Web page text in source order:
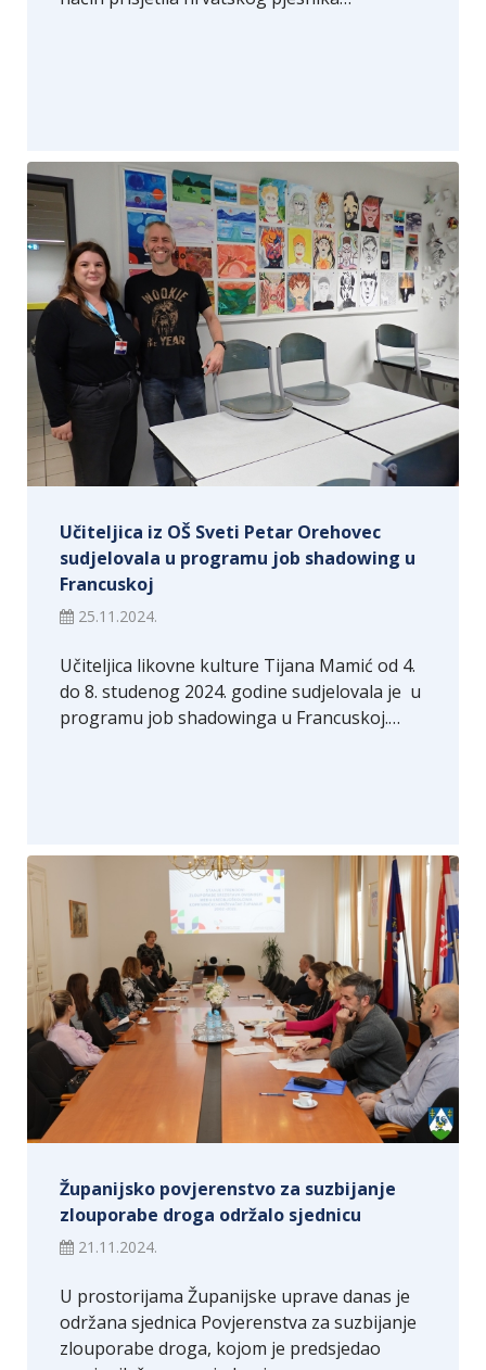
Učiteljica iz OŠ Sveti Petar Orehovec
sudjelovala u programu job shadowing u
Francuskoj
25.11.2024.
Učiteljica likovne kulture Tijana Mamić od 4.
do 8. studenog 2024. godine sudjelovala je u
programu job shadowinga u Francuskoj.…
Županijsko povjerenstvo za suzbijanje
zlouporabe droga održalo sjednicu
21.11.2024.
U prostorijama Županijske uprave danas je
održana sjednica Povjerenstva za suzbijanje
zlouporabe droga, kojom je predsjedao